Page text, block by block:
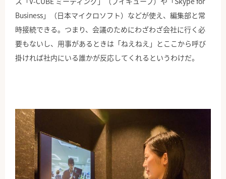
Business」（日本マイクロソフト）などが使え、編集部と常
時接続できる。つまり、会議のためにわざわざ会社に行く必
要もないし、用事があるときは「ねえねえ」とここから呼び
掛ければ社内にいる誰かが反応してくれるというわけだ。